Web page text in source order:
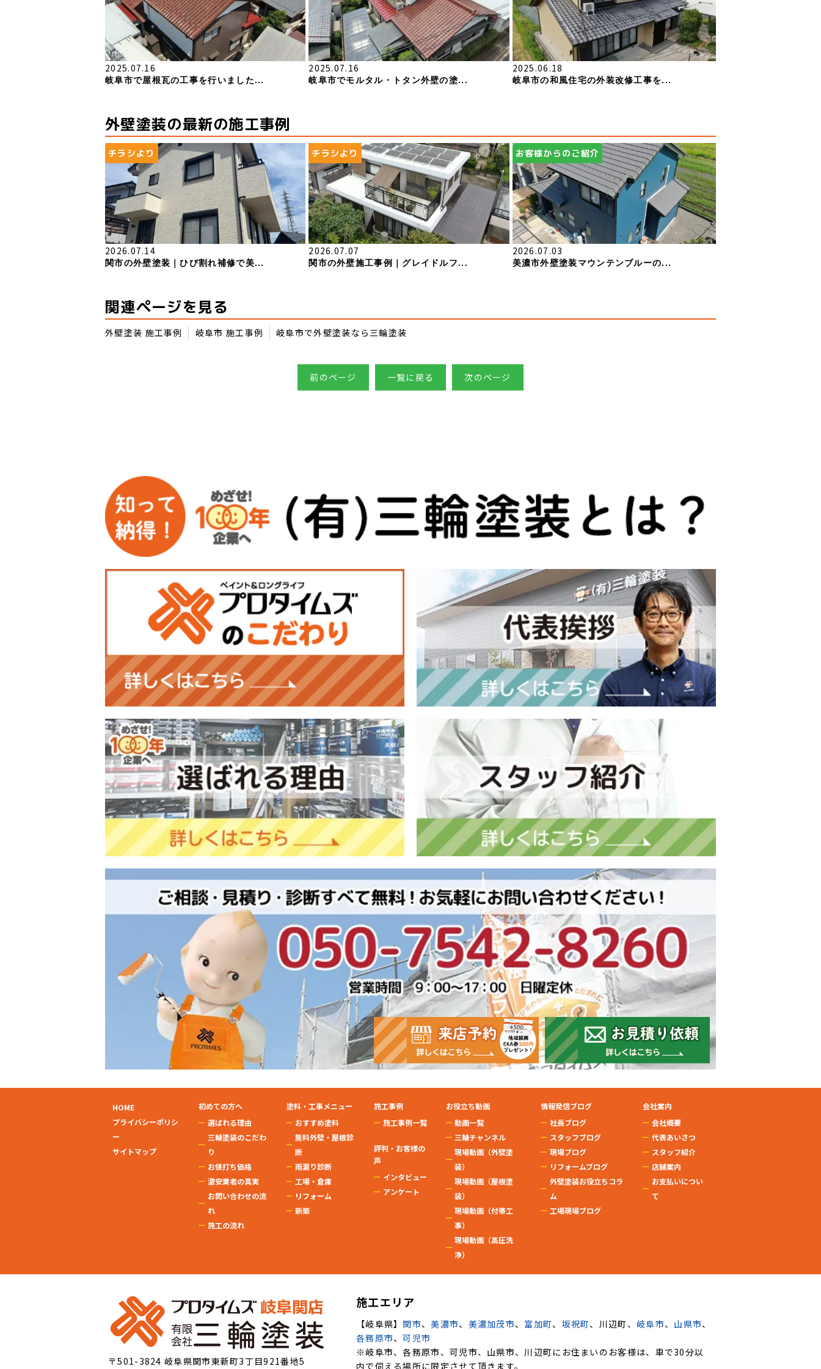
2025.07.16
岐阜市で屋根瓦の工事を行いました...
2025.07.16
岐阜市でモルタル・トタン外壁の塗...
2025.06.18
岐阜市の和風住宅の外装改修工事を...
外壁塗装の最新の施工事例
チラシより
2026.07.14
関市の外壁塗装｜ひび割れ補修で美...
チラシより
2026.07.07
関市の外壁施工事例｜グレイドルフ...
お客様からのご紹介
2026.07.03
美濃市外壁塗装マウンテンブルーの...
関連ページを見る
外壁塗装 施工事例 岐阜市 施工事例 岐阜市で外壁塗装なら三輪塗装
前のページ 一覧に戻る 次のページ
HOME
プライバシーポリシ
ー
サイトマップ
初めての方へ
選ばれる理由
三輪塗装のこだわ
り
お値打ち価格
激安業者の真実
お問い合わせの流
れ
施工の流れ
塗料・工事メニュー
おすすめ塗料
無料外壁・屋根診
断
雨漏り診断
工場・倉庫
リフォーム
新築
施工事例
施工事例一覧
評判・お客様の
声
インタビュー
アンケート
お役立ち動画
動画一覧
三輪チャンネル
現場動画（外壁塗
装）
現場動画（屋根塗
装）
現場動画（付帯工
事）
現場動画（高圧洗
浄）
情報発信ブログ
社長ブログ
スタッフブログ
現場ブログ
リフォームブログ
外壁塗装お役立ちコラ
ム
工場現場ブログ
会社案内
会社概要
代表あいさつ
スタッフ紹介
店舗案内
お支払いについ
て
〒501-3824 岐阜県関市東新町3丁目921番地5
施工エリア
【岐阜県】 関市、美濃市、 美濃加茂市、 富加町、 坂祝町、川辺町、 岐阜市、 山県市、
各務原市、可児市
※岐阜市、各務原市、可児市、山県市、川辺町に お住まいのお客様は、 車で30分以
内で伺える場所に限定させて頂きます。